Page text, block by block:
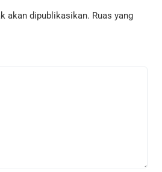
akan dipublikasikan. Ruas yang